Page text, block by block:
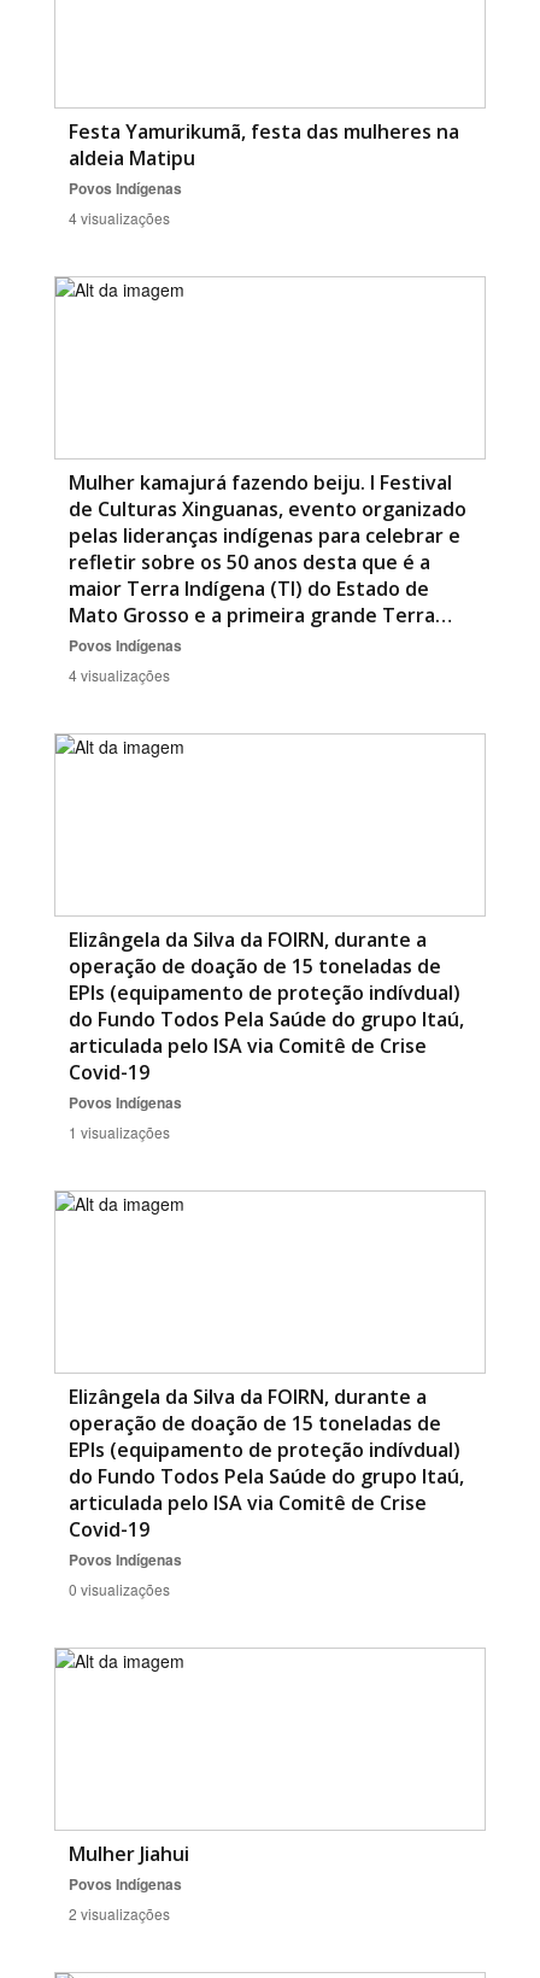
Festa Yamurikumã, festa das mulheres na
aldeia Matipu
Povos Indígenas
4 visualizações
Mulher kamajurá fazendo beiju. I Festival
de Culturas Xinguanas, evento organizado
pelas lideranças indígenas para celebrar e
refletir sobre os 50 anos desta que é a
maior Terra Indígena (TI) do Estado de
Mato Grosso e a primeira grande Terra…
Povos Indígenas
4 visualizações
Elizângela da Silva da FOIRN, durante a
operação de doação de 15 toneladas de
EPIs (equipamento de proteção indívdual)
do Fundo Todos Pela Saúde do grupo Itaú,
articulada pelo ISA via Comitê de Crise
Covid-19
Povos Indígenas
1 visualizações
Elizângela da Silva da FOIRN, durante a
operação de doação de 15 toneladas de
EPIs (equipamento de proteção indívdual)
do Fundo Todos Pela Saúde do grupo Itaú,
articulada pelo ISA via Comitê de Crise
Covid-19
Povos Indígenas
0 visualizações
Mulher Jiahui
Povos Indígenas
2 visualizações